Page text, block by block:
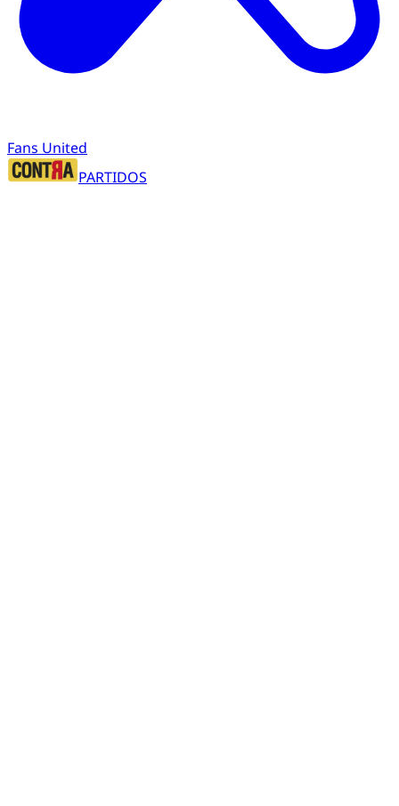
Fans United
PARTIDOS